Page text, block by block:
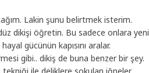
Lakin şunu belirtmek isterim.
dikişi öğretin. Bu sadece onlara yeni
gücünün kapısını aralar.
gibi.. dikiş de buna benzer bir şey.